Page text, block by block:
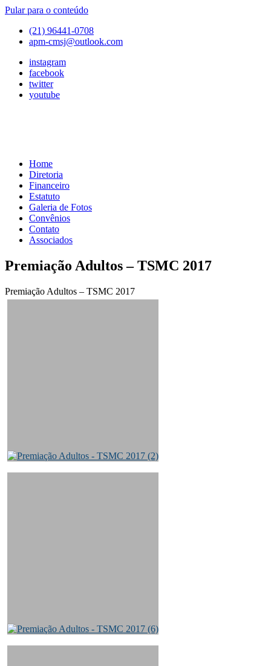
Pular para o conteúdo
(21) 96441-0708
apm-cmsj@outlook.com
instagram
facebook
twitter
youtube
APM
Associação
Pais
Mestres
Colégio
São
José
Home
Diretoria
Financeiro
Estatuto
Galeria de Fotos
Convênios
Contato
Associados
Premiação Adultos – TSMC 2017
Premiação Adultos – TSMC 2017